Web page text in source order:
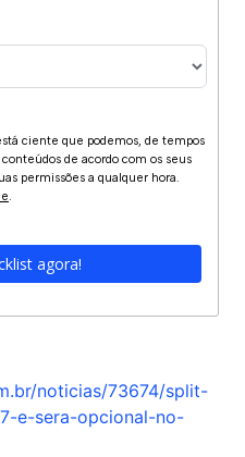
ciente que podemos, de tempos
de acordo com os seus
.
agora!
noticias/73674/split-
e-sera-opcional-no-